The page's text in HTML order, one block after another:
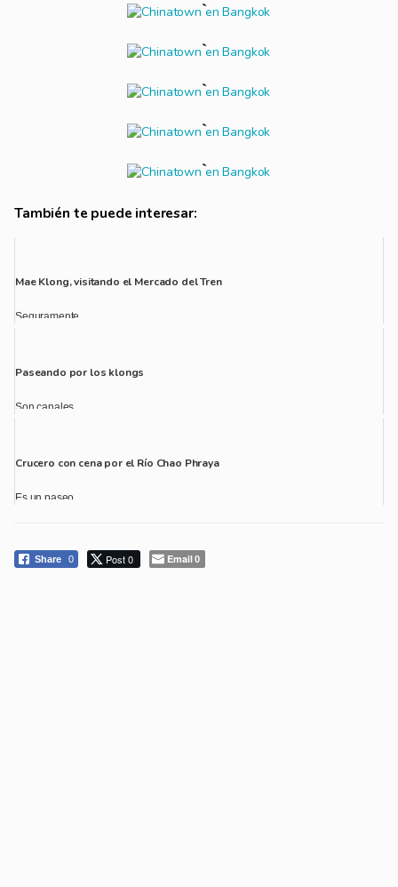
También te puede interesar:
Mae Klong, visitando el Mercado del Tren
Seguramente...
Paseando por los klongs
Son canales...
Crucero con cena por el Río Chao Phraya
Es un paseo...
Share 0 Post 0 Email0